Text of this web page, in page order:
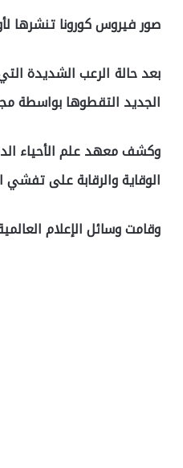
صور فيروس كورونا تنشرها
بعد حالة الرعب الشديدة
الجديد التقطوها بواسطة
وكشف معهد علم الأحياء
الوقاية والرقابة على
وقامت وسائل الإعلام